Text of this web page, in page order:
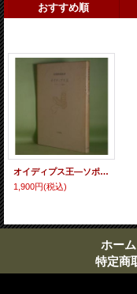
おすすめ順
オイディプス王―ソポクレース原作 高橋睦郎 修辞
1,900円(税込)
ホーム
特定商